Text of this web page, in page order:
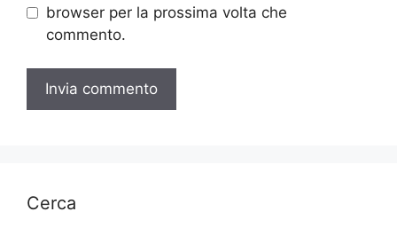
browser per la prossima volta che
commento.
Cerca